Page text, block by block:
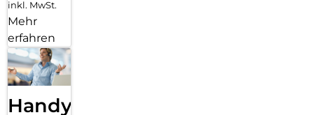
inkl. MwSt.
Mehr
erfahren
Handy